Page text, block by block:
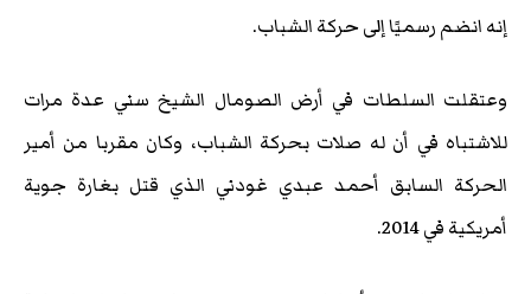
إنه انضم رسميًا إلى حركة الشباب.
وعتقلت السلطات في أرض الصومال الشيخ سني عدة مرات
للاشتباه في أن له صلات بحركة الشباب، وكان مقربا من أمير
الحركة السابق أحمد عبدي غودني الذي قتل بغارة جوية
أمريكية في 2014.